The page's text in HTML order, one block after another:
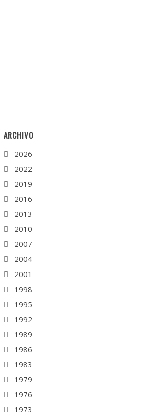
ARCHIVO
2026
2022
2019
2016
2013
2010
2007
2004
2001
1998
1995
1992
1989
1986
1983
1979
1976
1973